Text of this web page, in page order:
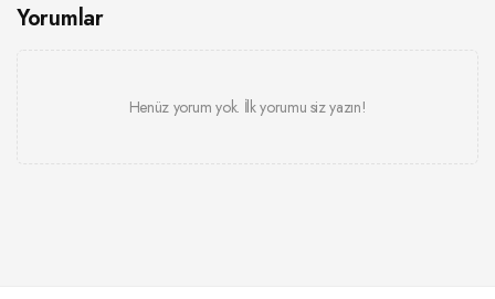
Yorumlar
Henüz yorum yok. İlk yorumu siz yazın!